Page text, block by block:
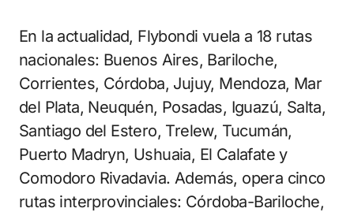
En la actualidad, Flybondi vuela a 18 rutas
nacionales: Buenos Aires, Bariloche,
Corrientes, Córdoba, Jujuy, Mendoza, Mar
del Plata, Neuquén, Posadas, Iguazú, Salta,
Santiago del Estero, Trelew, Tucumán,
Puerto Madryn, Ushuaia, El Calafate y
Comodoro Rivadavia. Además, opera cinco
rutas interprovinciales: Córdoba-Bariloche,